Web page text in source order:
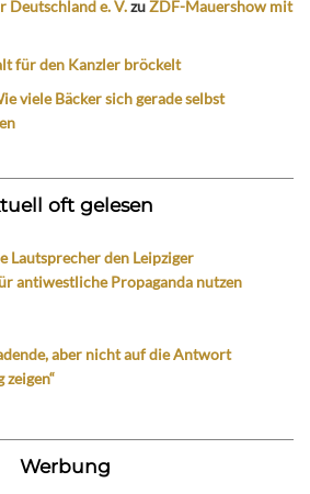
e. V.zuZDF-Mauershow mit
für den Kanzler bröckelt
viele Bäcker sich gerade selbst
oft gelesen
Lautsprecher den Leipziger
antiwestliche Propaganda nutzen
aber nicht auf die Antwort
Werbung